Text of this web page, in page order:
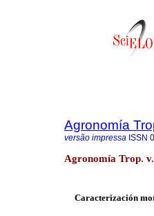
Agronomía
versão impressa ISSN
Agronomía Trop.
Caracterización